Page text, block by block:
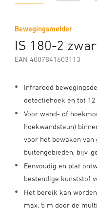
Bewegingsmelder
IS 180-2
EAN 4007841603113
Infrarood
detectiehoek en tot
Voor wand- of
hoekwandsteun)
voor het bewaken
buitengebieden, bijv.
Eenvoudig en plat
bestendige kunststof
Het bereik kan
max. 5 m door de